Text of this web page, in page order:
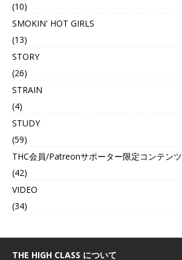
(10)
SMOKIN' HOT GIRLS
(13)
STORY
(26)
STRAIN
(4)
STUDY
(59)
THC会員/Patreonサポーター限定コンテンツ
(42)
VIDEO
(34)
THE HIGH CLASS について